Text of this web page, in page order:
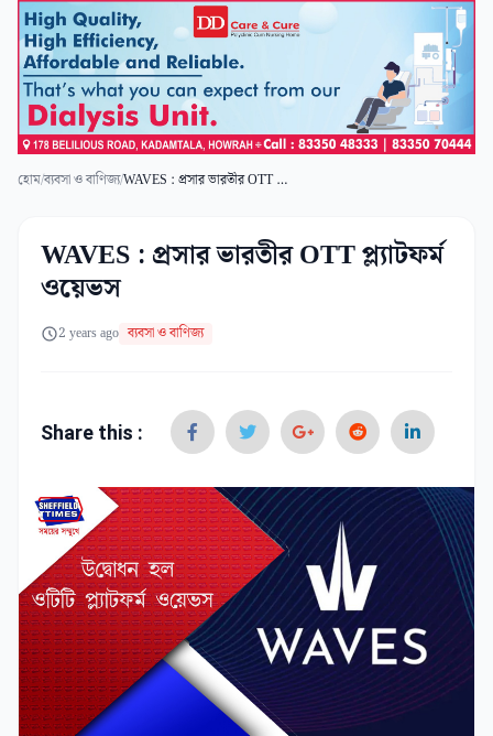
হোম/ব্যবসা ও বাণিজ্য/ WAVES : প্রসার ভারতীর OTT প্ল্যাটফর্ম ওয়েভস
WAVES : প্রসার ভারতীর OTT প্ল্যাটফর্ম
ওয়েভস
2 years ago ব্যবসা ও বাণিজ্য
Share this :